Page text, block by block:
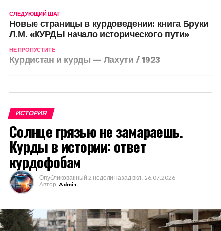
СЛЕДУЮЩИЙ ШАГ
Новые страницы в курдоведении: книга Бруки
Л.М. «КУРДЫ начало исторического пути»
НЕ ПРОПУСТИТЕ
Курдистан и курды — Лахути / 1923
Admin
ВАМ МОЖЕТ ПОНРАВИТЬСЯ
Красный Курдистан (советский
документальный фильм)_1938
1848 г.).
ИСТОРИЯ
Солнце грязью не замараешь.
Курды в истории: ответ
курдофобам
Опубликованный 2 недели назад вкл . 26.07.2026
Автор: Admin